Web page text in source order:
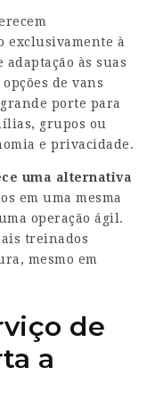
exclusivamente à
às suas
de vans
porte para
grupos ou
e privacidade.
uma alternativa
em uma mesma
operação ágil.
treinados
mesmo em
de
a